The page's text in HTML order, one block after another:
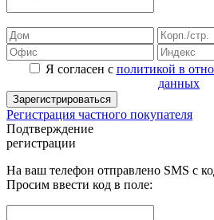
Я согласен с политикой в
данных
Зарегистрироваться
Регистрация частного покупателя
Подтверждение
регистрации
На ваш телефон отправлено SMS с
Просим ввести код в поле: